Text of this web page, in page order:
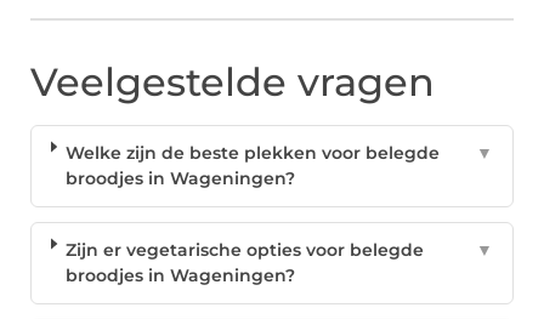
Veelgestelde vragen
Welke zijn de beste plekken voor belegde
broodjes in Wageningen?
▼
Zijn er vegetarische opties voor belegde
broodjes in Wageningen?
▼